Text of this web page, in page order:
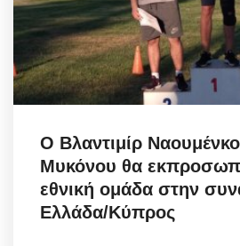
O Βλαντιμίρ
Μυκόνου θα
εθνική ομάδα στην
Ελλάδα/Κύπρος